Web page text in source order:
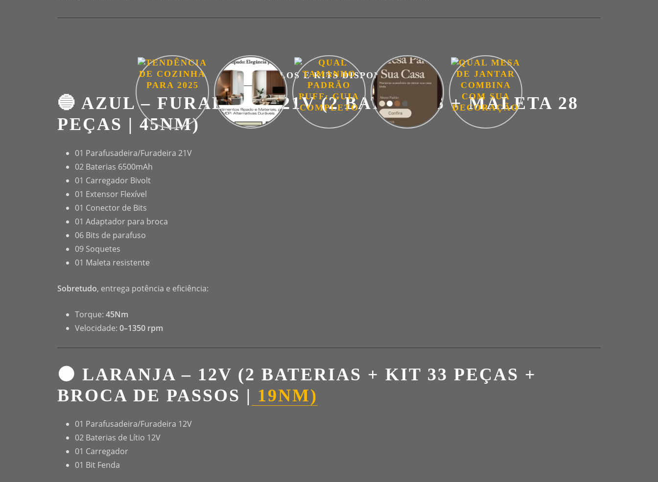
MODELOS E KITS DISPONÍVEIS
🔵 AZUL – FURADEIRA 21V (2 BATERIAS + MALETA 28
PEÇAS | 45NM)
01 Parafusadeira/Furadeira 21V
02 Baterias 6500mAh
01 Carregador Bivolt
01 Extensor Flexível
01 Conector de Bits
01 Adaptador para broca
06 Bits de parafuso
09 Soquetes
01 Maleta resistente
Sobretudo, entrega potência e eficiência:
Torque: 45Nm
Velocidade: 0–1350 rpm
🟠 LARANJA – 12V (2 BATERIAS + KIT 33 PEÇAS +
BROCA DE PASSOS | 19NM)
01 Parafusadeira/Furadeira 12V
02 Baterias de Lítio 12V
01 Carregador
01 Bit Fenda